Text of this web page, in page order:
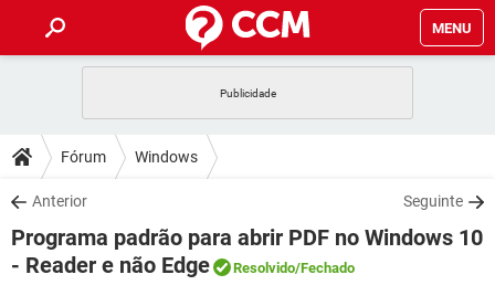
MENU
CELULAR
OUTLOOK
INSTAGRAM GMAIL
GUIA DE COMPRAS
DICAS
JOGOS
OUTLOOK
DOWNLOADS
JOGOS WHATSAPP
CELULAR FACEBOOK
FÓRUM
Fórum Windows
Anterior Seguinte
Programa padrão para abrir PDF no Windows 10
- Reader e não Edge
Resolvido/Fechado